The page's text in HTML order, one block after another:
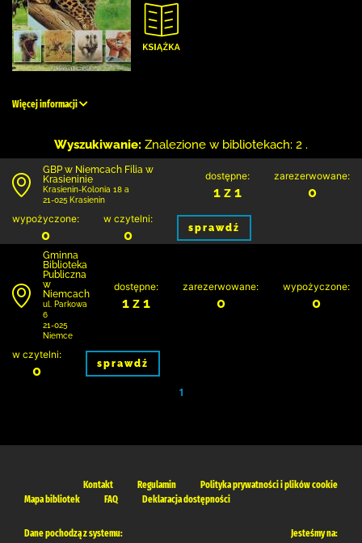
Więcej informacji
Wyszukiwanie: Znalezione w bibliotekach: 2 .
GBP w Niemcach Filia w
Krasieninie
Krasienin-Kolonia 18 a
21-025 Krasienin
dostępne:
1 z 1
zarezerwowane:
0
wypożyczone:
0
w czytelni:
0 sprawdź
Gminna
Biblioteka
Publiczna
w
Niemcach
ul. Parkowa
6
21-025
Niemce
dostępne:
1 z 1
zarezerwowane:
0
wypożyczone:
0
w czytelni:
0 sprawdź
1
Kontakt Regulamin
Polityka prywatności i plików cookie
Mapa bibliotek
FAQ Deklaracja dostępności
Dane pochodzą z systemu: Jesteśmy na: